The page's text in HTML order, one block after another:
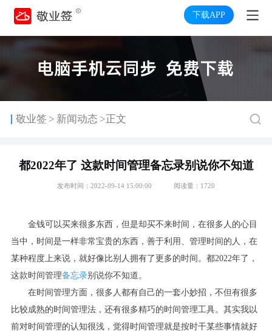
下载APP
敬业签 > 新闻动态 >正文
都2022年了 这款时间管理备忘录别说你不知道
发布时间：2022-09-14 15:00:00 阅读量：1720
金钱可以买来很多东西，但是却买不来时间， 在很多人的心目
当中， 时间是一样非常宝贵的东西，善于利用、管理时间的人，在
某种程度上来说，就好像比别人拥有了更多的时间。都2022年了，
这款时间管理备忘录别说你不知道。
在时间管理方面，很多人都有自己的一套小妙招，不但有很多
比较成熟的时间管理法，还有很多精巧的时间管理工具。其实我以
前对时间管理的认知很浅，觉得时间管理就是按时干某些事情就好